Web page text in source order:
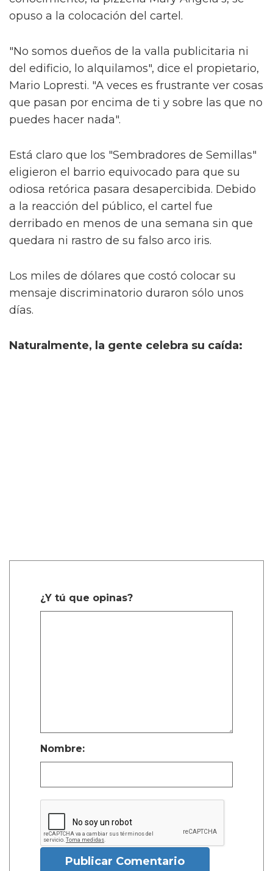
opuso a la colocación del cartel.
"No somos dueños de la valla publicitaria ni
del edificio, lo alquilamos", dice el propietario,
Mario Lopresti. "A veces es frustrante ver cosas
que pasan por encima de ti y sobre las que no
puedes hacer nada".
Está claro que los "Sembradores de Semillas"
eligieron el barrio equivocado para que su
odiosa retórica pasara desapercibida. Debido
a la reacción del público, el cartel fue
derribado en menos de una semana sin que
quedara ni rastro de su falso arco iris.
Los miles de dólares que costó colocar su
mensaje discriminatorio duraron sólo unos
días.
Naturalmente, la gente celebra su caída:
¿Y tú que opinas?
Nombre:
Publicar Comentario